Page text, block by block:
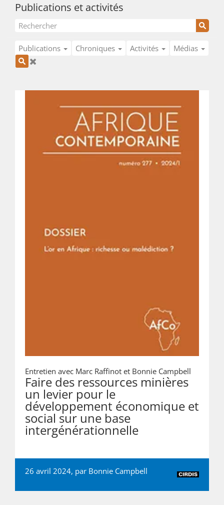
Publications et activités
Publications Chroniques Activités Médias
Entretien avec Marc Raffinot et Bonnie Campbell
Faire des ressources minières
un levier pour le
développement économique et
social sur une base
intergénérationnelle
26 avril 2024, par Bonnie Campbell